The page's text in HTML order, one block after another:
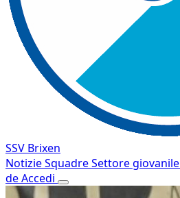
SSV Brixen
NotizieSquadreSettore giovanile
deAccedi